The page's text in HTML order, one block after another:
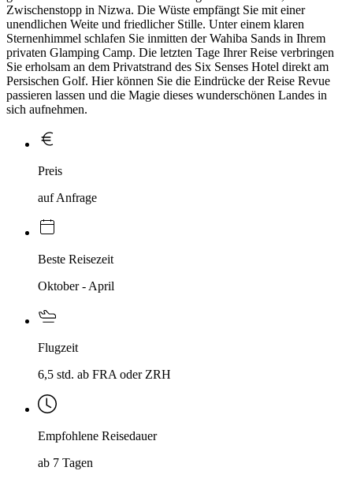
Zwischenstopp in Nizwa. Die Wüste empfängt Sie mit einer
unendlichen Weite und friedlicher Stille. Unter einem klaren
Sternenhimmel schlafen Sie inmitten der Wahiba Sands in Ihrem
privaten Glamping Camp. Die letzten Tage Ihrer Reise verbringen
Sie erholsam an dem Privatstrand des Six Senses Hotel direkt am
Persischen Golf. Hier können Sie die Eindrücke der Reise Revue
passieren lassen und die Magie dieses wunderschönen Landes in
sich aufnehmen.
Preis
auf Anfrage
Beste Reisezeit
Oktober - April
Flugzeit
6,5 std. ab FRA oder ZRH
Empfohlene Reisedauer
ab 7 Tagen